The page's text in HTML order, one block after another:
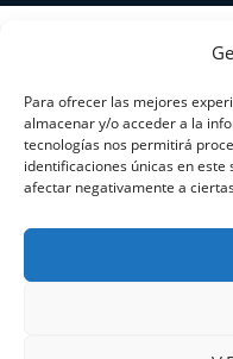
Para ofrecer las mejores
almacenar y/o acceder a la
tecnologías nos permitirá
identificaciones únicas en
afectar negativamente a